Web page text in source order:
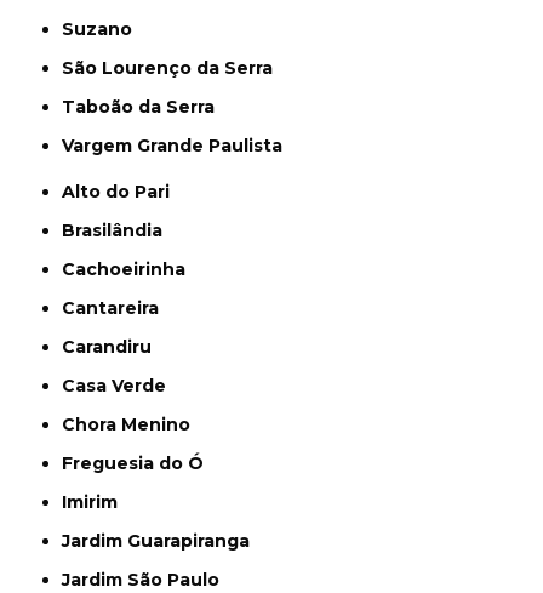
Suzano
São Lourenço da Serra
Taboão da Serra
Vargem Grande Paulista
Alto do Pari
Brasilândia
Cachoeirinha
Cantareira
Carandiru
Casa Verde
Chora Menino
Freguesia do Ó
Imirim
Jardim Guarapiranga
Jardim São Paulo